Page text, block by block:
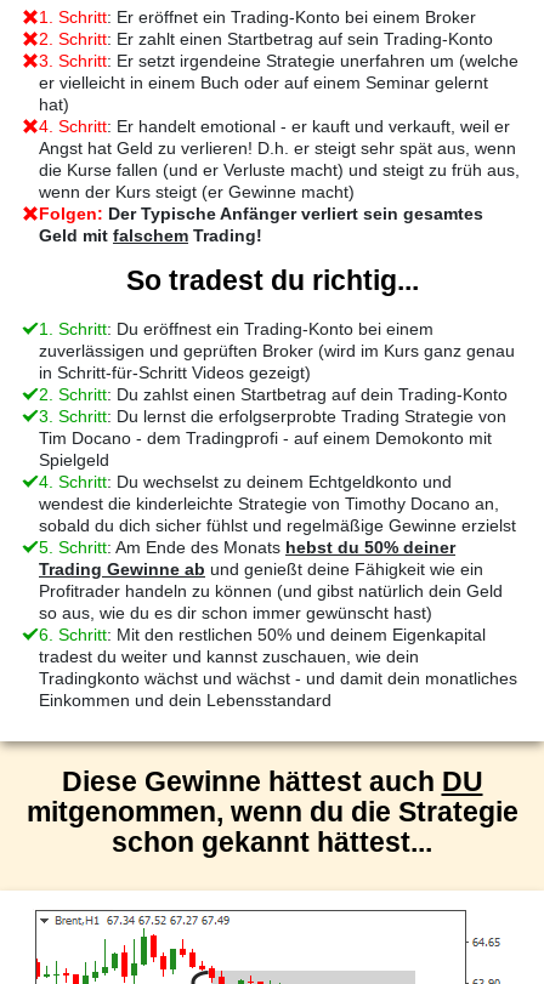
1. Schritt: Er eröffnet ein Trading-Konto bei einem Broker
2. Schritt: Er zahlt einen Startbetrag auf sein Trading-Konto
3. Schritt: Er setzt irgendeine Strategie unerfahren um (welche
er vielleicht in einem Buch oder auf einem Seminar gelernt
hat)
4. Schritt: Er handelt emotional - er kauft und verkauft, weil er
Angst hat Geld zu verlieren! D.h. er steigt sehr spät aus, wenn
die Kurse fallen (und er Verluste macht) und steigt zu früh aus,
wenn der Kurs steigt (er Gewinne macht)
Folgen: Der Typische Anfänger verliert sein gesamtes
Geld mit falschem Trading!
So tradest du richtig...
1. Schritt: Du eröffnest ein Trading-Konto bei einem
zuverlässigen und geprüften Broker (wird im Kurs ganz genau
in Schritt-für-Schritt Videos gezeigt)
2. Schritt: Du zahlst einen Startbetrag auf dein Trading-Konto
3. Schritt: Du lernst die erfolgserprobte Trading Strategie von
Tim Docano - dem Tradingprofi - auf einem Demokonto mit
Spielgeld
4. Schritt: Du wechselst zu deinem Echtgeldkonto und
wendest die kinderleichte Strategie von Timothy Docano an,
sobald du dich sicher fühlst und regelmäßige Gewinne erzielst
5. Schritt: Am Ende des Monats hebst du 50% deiner
Trading Gewinne ab und genießt deine Fähigkeit wie ein
Profitrader handeln zu können (und gibst natürlich dein Geld
so aus, wie du es dir schon immer gewünscht hast)
6. Schritt: Mit den restlichen 50% und deinem Eigenkapital
tradest du weiter und kannst zuschauen, wie dein
Tradingkonto wächst und wächst - und damit dein monatliches
Einkommen und dein Lebensstandard
Diese Gewinne hättest auch DU
mitgenommen, wenn du die Strategie
schon gekannt hättest...